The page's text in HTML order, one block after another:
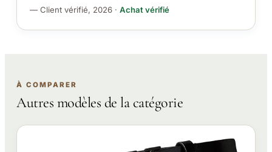
— Client vérifié, 2026 · Achat vérifié
À COMPARER
Autres modèles de la catégorie